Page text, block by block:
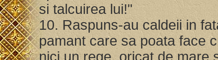
si talcuirea lui!"
10. Raspuns-au caldeii in
pamant care sa poata face
nici un rege, oricat de mare